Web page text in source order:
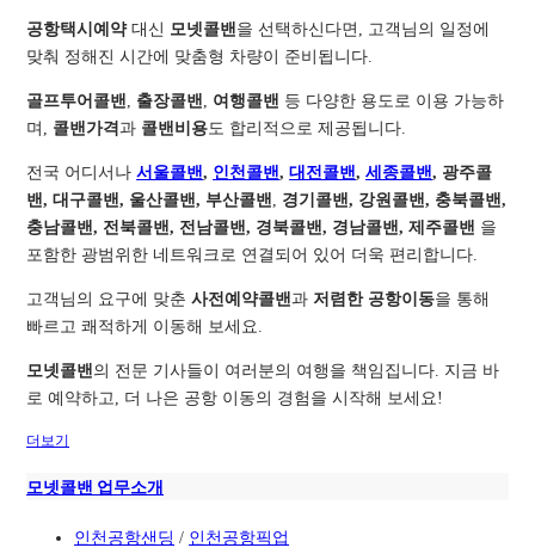
공항택시예약대신 모넷콜밴 을 선택하신다면, 고객님의 일정에
맞춰 정해진 시간에 맞춤형 차량이 준비됩니다.
골프투어콜밴 출장콜밴 여행콜밴 등 다양한 용도로 이용 가능하
며, 콜밴가격과 콜밴비용도 합리적으로 제공됩니다.
전국 어디서나서울콜밴, 인천콜밴,대전콜밴,세종콜밴, 광주콜
밴, 대구콜밴, 울산콜밴, 부산콜밴
경기콜밴, 강원콜밴, 충북콜밴,
충남콜밴, 전북콜밴, 전남콜밴, 경북콜밴, 경남콜밴, 제주콜밴 을
포함한 광범위한 네트워크로 연결되어 있어 더욱 편리합니다.
고객님의 요구에 맞춘사전예약콜밴과 저렴한 공항이동을 통해
빠르고 쾌적하게 이동해 보세요.
모넷콜밴 의 전문 기사들이 여러분의 여행을 책임집니다. 지금 바
로 예약하고, 더 나은 공항 이동의 경험을 시작해 보세요!
더보기
모넷콜밴 업무소개
인천공항샌딩 / 인천공항픽업